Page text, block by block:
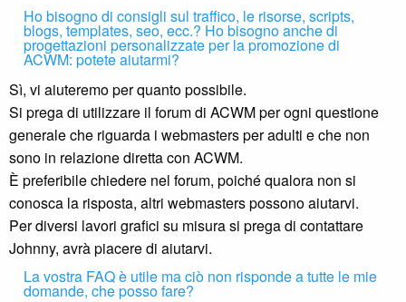
Ho bisogno di consigli sul traffico, le risorse, scripts,
blogs, templates, seo, ecc.? Ho bisogno anche di
progettazioni personalizzate per la promozione di
ACWM: potete aiutarmi?
Sì, vi aiuteremo per quanto possibile.
Si prega di utilizzare il forum di ACWM per ogni questione
generale che riguarda i webmasters per adulti e che non
sono in relazione diretta con ACWM.
È preferibile chiedere nel forum, poiché qualora non si
conosca la risposta, altri webmasters possono aiutarvi.
Per diversi lavori grafici su misura si prega di contattare
Johnny, avrà piacere di aiutarvi.
La vostra FAQ è utile ma ciò non risponde a tutte le mie
domande, che posso fare?